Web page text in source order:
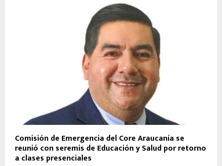
Comisión de Emergencia del Core Araucanía se
reunió con seremis de Educación y Salud por retorno
a clases presenciales